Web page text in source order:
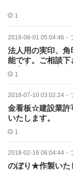
1
2018-08-01 05:04:46 ・
法人用の実印、
能です。ご相談
の実印や銀行印も
1
2018-07-10 03:02:24 ・
金看板☆建設業許
いたします。
1
2018-02-16 06:04:44 ・
のぼり★作製いた